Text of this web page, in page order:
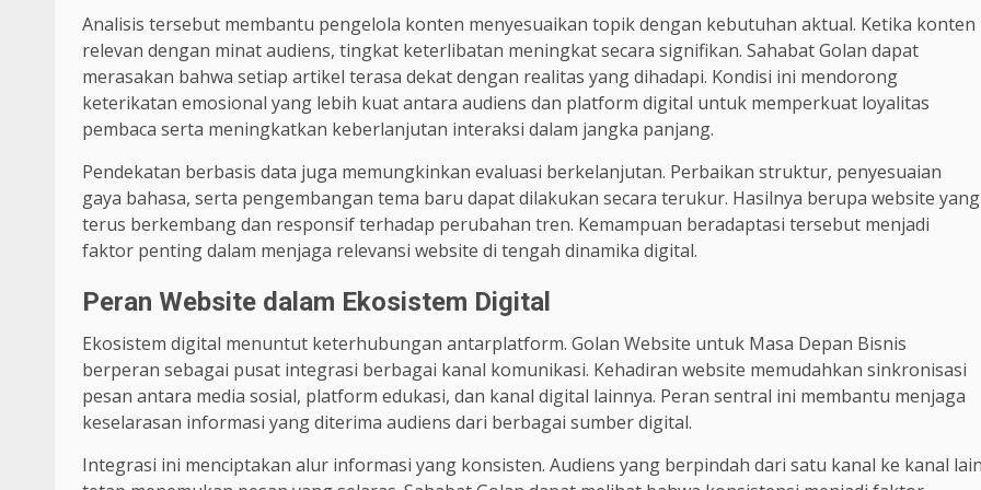
Analisis tersebut membantu pengelola konten menyesuaikan topik dengan kebutuhan aktual. Ketika konten
relevan dengan minat audiens, tingkat keterlibatan meningkat secara signifikan. Sahabat Golan dapat
merasakan bahwa setiap artikel terasa dekat dengan realitas yang dihadapi. Kondisi ini mendorong
keterikatan emosional yang lebih kuat antara audiens dan platform digital untuk memperkuat loyalitas
pembaca serta meningkatkan keberlanjutan interaksi dalam jangka panjang.
Pendekatan berbasis data juga memungkinkan evaluasi berkelanjutan. Perbaikan struktur, penyesuaian
gaya bahasa, serta pengembangan tema baru dapat dilakukan secara terukur. Hasilnya berupa website yang
terus berkembang dan responsif terhadap perubahan tren. Kemampuan beradaptasi tersebut menjadi
faktor penting dalam menjaga relevansi website di tengah dinamika digital.
Peran Website dalam Ekosistem Digital
Ekosistem digital menuntut keterhubungan antarplatform. Golan Website untuk Masa Depan Bisnis
berperan sebagai pusat integrasi berbagai kanal komunikasi. Kehadiran website memudahkan sinkronisasi
pesan antara media sosial, platform edukasi, dan kanal digital lainnya. Peran sentral ini membantu menjaga
keselarasan informasi yang diterima audiens dari berbagai sumber digital.
Integrasi ini menciptakan alur informasi yang konsisten. Audiens yang berpindah dari satu kanal ke kanal